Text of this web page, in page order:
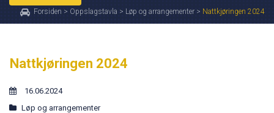
Forsiden > Oppslagstavla > Løp og arrangementer > Nattkjøringen 2024
Nattkjøringen 2024
16.06.2024
Løp og arrangementer